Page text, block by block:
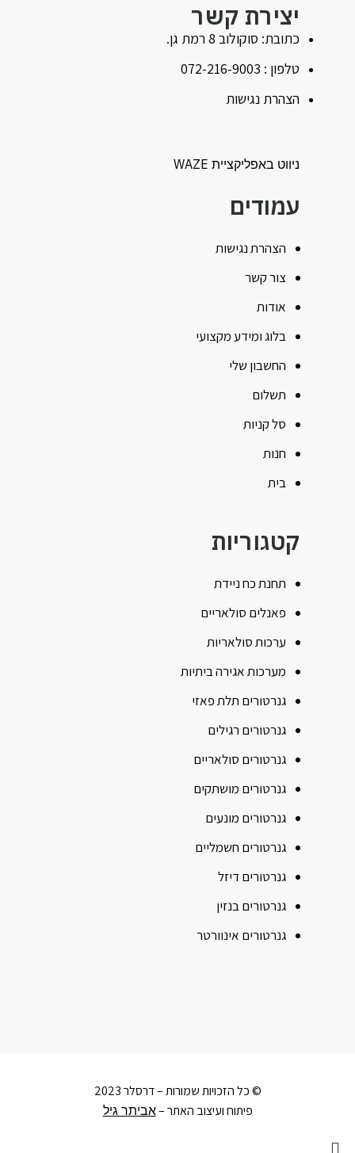
יצירת קשר
כתובת: סוקולוב 8 רמת גן.
טלפון : 072-216-9003
הצהרת נגישות
ניווט באפליקציית WAZE
עמודים
הצהרת נגישות
צור קשר
אודות
בלוג ומידע מקצועי
החשבון שלי
תשלום
סל קניות
חנות
בית
קטגוריות
תחנת כח ניידת
פאנלים סולאריים
ערכות סולאריות
מערכות אגירה ביתיות
גנרטורים תלת פאזי
גנרטורים רגילים
גנרטורים סולאריים
גנרטורים מושתקים
גנרטורים מונעים
גנרטורים חשמליים
גנרטורים דיזל
גנרטורים בנזין
גנרטורים אינוורטר
© כל הזכויות שמורות – דרסלר 2023
פיתוח ועיצוב האתר –אביתר גיל